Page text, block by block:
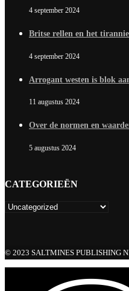
4 september 2024
Britse rellen en het
4 september 2024
Arrogant westen is blok
11 augustus 2024
Over de normen en
5 augustus 2024
CATEGORIEËN
© 2023 SALTMINES PUBLISHING